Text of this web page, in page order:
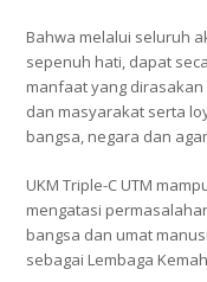
Bahwa melalui seluruh
sepenuh hati, dapat
manfaat yang
dan masyarakat serta
bangsa, negara dan
UKM Triple-C UTM
mengatasi
bangsa dan umat
sebagai Lembaga